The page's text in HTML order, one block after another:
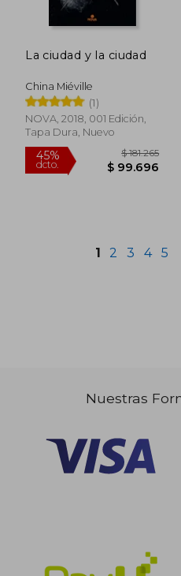
La ciudad y la ciudad
China Miéville
(1)
NOVA, 2018, 001 Edición,
Tapa Dura, Nuevo
1 2 3 4 5
Nuestras